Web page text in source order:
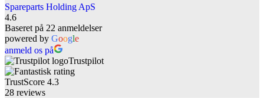
Spareparts Holding ApS
4.6
Baseret på 22 anmeldelser
powered by Google
anmeld os på
Trustpilot
TrustScore 4.3
28 reviews